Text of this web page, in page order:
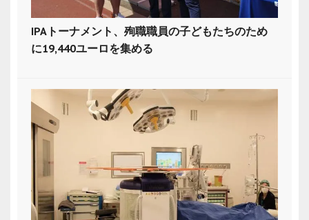
IPAトーナメント、殉職職員の子どもたちのため
に19,440ユーロを集める